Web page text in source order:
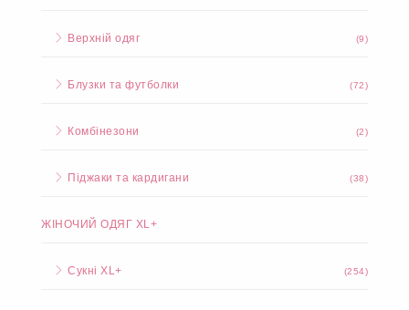
Верхній одяг (9)
Блузки та футболки (72)
Комбінезони (2)
Піджаки та кардигани (38)
ЖІНОЧИЙ ОДЯГ XL+
Сукні XL+ (254)